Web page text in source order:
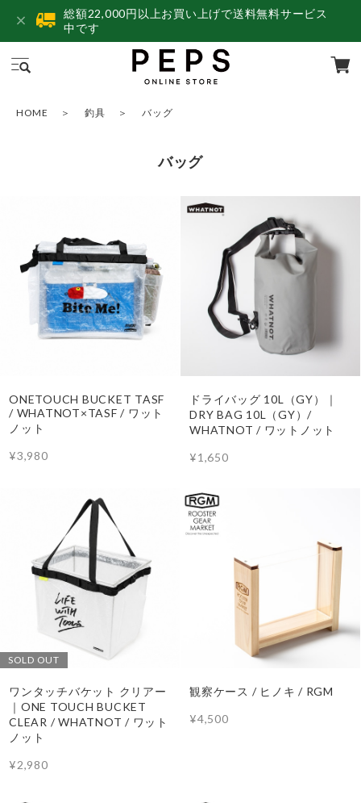
総額22,000円以上お買い上げで送料無料サービス
中です
HOME 釣具 バッグ
バッグ
ONETOUCH BUCKET TASF
/ WHATNOT×TASF / ワット
ノット
¥3,980
ドライバッグ 10L（GY）｜
DRY BAG 10L（GY）/
WHATNOT / ワットノット
¥1,650
SOLD OUT
ワンタッチバケット クリアー
｜ONE TOUCH BUCKET
CLEAR / WHATNOT / ワット
ノット
¥2,980
観察ケース / ヒノキ / RGM
¥4,500